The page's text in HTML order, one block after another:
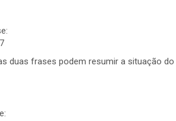
duas frases podem resumir a situação do